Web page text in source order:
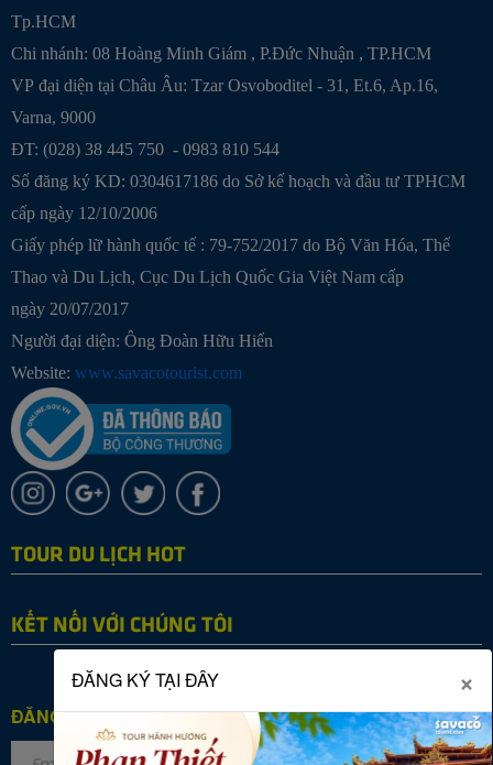
Tp.HCM
Chi nhánh: 08 Hoàng Minh Giám , P.Đức Nhuận , TP.HCM
VP đại diện tại Châu Âu: Tzar Osvoboditel - 31, Et.6, Ap.16,
Varna, 9000
ĐT: (028) 38 445 750 - 0983 810 544
Số đăng ký KD: 0304617186 do Sở kế hoạch và đầu tư TPHCM
cấp ngày 12/10/2006
Giấy phép lữ hành quốc tế : 79-752/2017 do Bộ Văn Hóa, Thể
Thao và Du Lịch, Cục Du Lịch Quốc Gia Việt Nam cấp
ngày 20/07/2017
Người đại diện: Ông Đoàn Hữu Hiển
Website: www.savacotourist.com
TOUR DU LỊCH HOT
KẾT NỐI VỚI CHÚNG TÔI
ĐĂNG KÝ NHẬN TIN
ĐĂNG KÝ TẠI ĐÂY ×